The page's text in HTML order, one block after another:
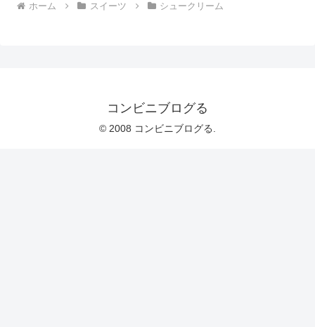
ホーム スイーツ シュークリーム
コンビニブログる
© 2008 コンビニブログる.